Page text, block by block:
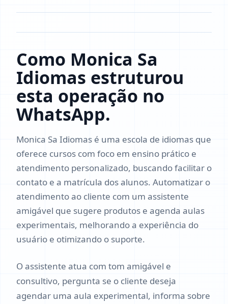
Como Monica Sa
Idiomas estruturou
esta operação no
WhatsApp.
Monica Sa Idiomas é uma escola de idiomas que
oferece cursos com foco em ensino prático e
atendimento personalizado, buscando facilitar o
contato e a matrícula dos alunos. Automatizar o
atendimento ao cliente com um assistente
amigável que sugere produtos e agenda aulas
experimentais, melhorando a experiência do
usuário e otimizando o suporte.
O assistente atua com tom amigável e
consultivo, pergunta se o cliente deseja
agendar uma aula experimental, informa sobre